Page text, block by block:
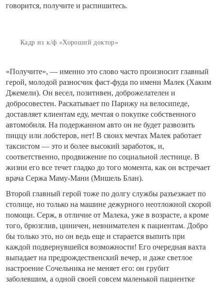
говорится, получите и распишитесь.
Кадр из к/ф «Хороший доктор»
«Получите», — именно это слово часто произносит главный
герой, молодой разносчик фаст-фуда по имени Малек (Хаким
Джемели). Он весел, позитивен, доброжелателен и
добросовестен. Раскатывает по Парижу на велосипеде,
доставляет клиентам еду, мечтая о покупке собственного
автомобиля. На подержанном авто он не будет развозить
пиццу или лобстеров, нет! В своих мечтах Малек работает
таксистом — это и более высокий заработок, и,
соответственно, продвижение по социальной лестнице. В
жизни его все течет гладко до того момента, как он встречает
врача Сержа Маму-Мани (Мишель Блан).
Второй главный герой тоже по долгу службы разъезжает по
столице, но только на машине дежурного неотложной скорой
помощи. Серж, в отличие от Малека, уже в возрасте, а кроме
того, брюзглив, циничен, невнимателен к пациентам. Добро
бы только это, но он ведь еще и старается выпить при
каждой подвернувшейся возможности! Его очередная вахта
выпадает на предрождественский вечер, и даже светлое
настроение Сочельника не меняет его: он грубит
заболевшим, а одной своей совсем маленькой пациентке